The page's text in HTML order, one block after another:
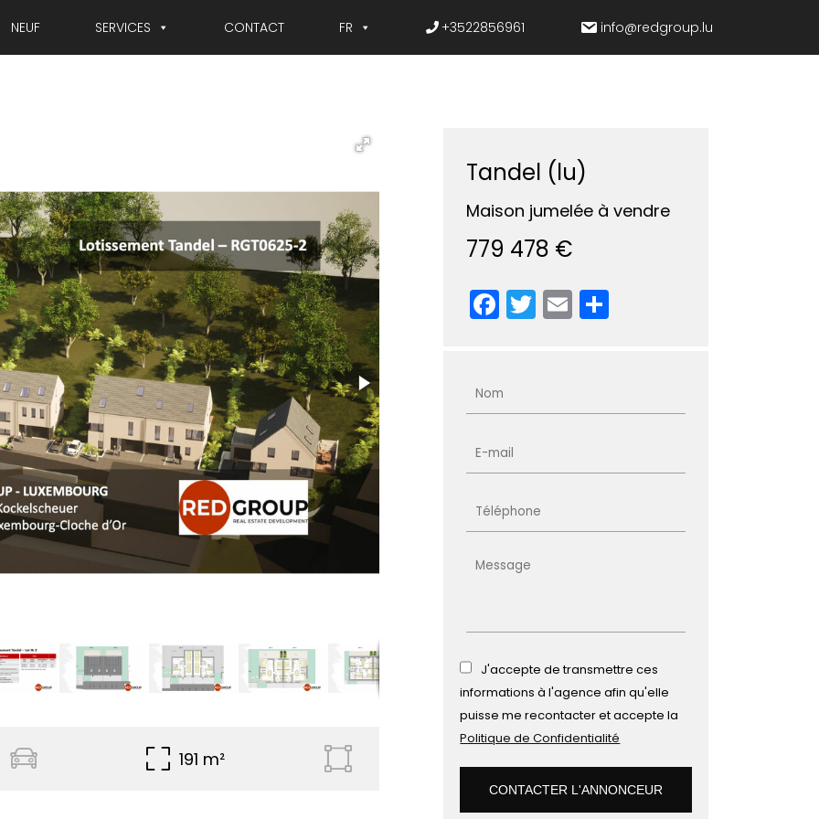
NEUF SERVICES CONTACT FR +3522856961 info@redgroup.lu
191 m²
Tandel (lu)
Maison jumelée à vendre
779 478 €
Facebook
Twitter
Email
J'accepte de transmettre ces
informations à l'agence afin qu'elle
puisse me recontacter et accepte la
Politique de Confidentialité
CONTACTER L'ANNONCEUR